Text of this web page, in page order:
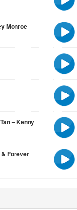
Monroe
– Kenny
Forever